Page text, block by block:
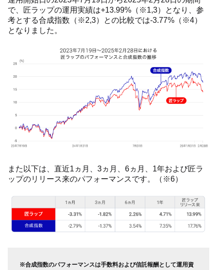
で、匠ラップの運用実績は+13.99%（※1,3）となり、参
考とする合成指数（※2,3）との比較では-3.77%（※4）
となりました。
また以下は、直近1ヵ月、3ヵ月、6ヵ月、1年および匠ラ
ップのリリース来のパフォーマンスです。（※6）
※合成指数のパフォーマンスは手数料および信託報酬として運用資